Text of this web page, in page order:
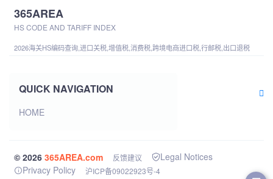
365AREA
HS CODE AND TARIFF INDEX
2026海关HS编码查询,进口关税,增值税,消费税,跨境电商进口税,行邮税,出口退税
QUICK NAVIGATION
HOME
© 2026 365AREA.com 反馈建议
Legal Notices
Privacy Policy
沪ICP备09022923号-4